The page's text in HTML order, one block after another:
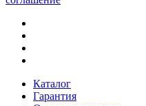
Каталог
Гарантия